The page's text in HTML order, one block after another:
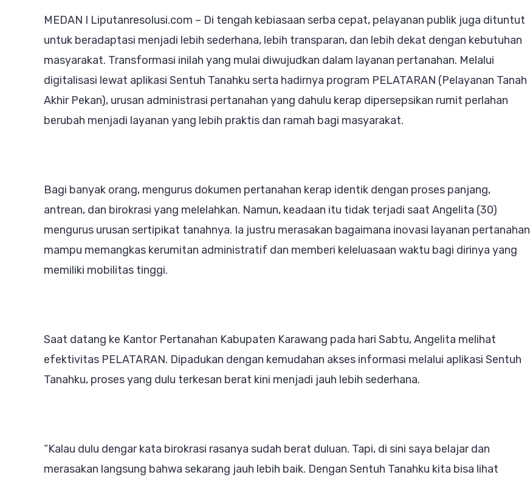
dengan
Sentuh
Tanahku
dan
PELATARAN,
Ubah
Soal
BPN
MEDAN I Liputanresolusi.com – Di tengah kebiasaan serba cepat, pelayanan publik juga dituntut
untuk beradaptasi menjadi lebih sederhana, lebih transparan, dan lebih dekat dengan kebutuhan
masyarakat. Transformasi inilah yang mulai diwujudkan dalam layanan pertanahan. Melalui
digitalisasi lewat aplikasi Sentuh Tanahku serta hadirnya program PELATARAN (Pelayanan Tanah
Akhir Pekan), urusan administrasi pertanahan yang dahulu kerap dipersepsikan rumit perlahan
berubah menjadi layanan yang lebih praktis dan ramah bagi masyarakat.
Bagi banyak orang, mengurus dokumen pertanahan kerap identik dengan proses panjang,
antrean, dan birokrasi yang melelahkan. Namun, keadaan itu tidak terjadi saat Angelita (30)
mengurus urusan sertipikat tanahnya. Ia justru merasakan bagaimana inovasi layanan pertanahan
mampu memangkas kerumitan administratif dan memberi keleluasaan waktu bagi dirinya yang
memiliki mobilitas tinggi.
Saat datang ke Kantor Pertanahan Kabupaten Karawang pada hari Sabtu, Angelita melihat
efektivitas PELATARAN. Dipadukan dengan kemudahan akses informasi melalui aplikasi Sentuh
Tanahku, proses yang dulu terkesan berat kini menjadi jauh lebih sederhana.
“Kalau dulu dengar kata birokrasi rasanya sudah berat duluan. Tapi, di sini saya belajar dan
merasakan langsung bahwa sekarang jauh lebih baik. Dengan Sentuh Tanahku kita bisa lihat